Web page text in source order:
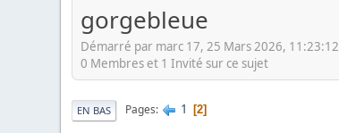
gorgebleue
Démarré par marc 17, 25 Mars 2026, 11:23:12
0 Membres et 1 Invité sur ce sujet
EN BAS Pages 1 2